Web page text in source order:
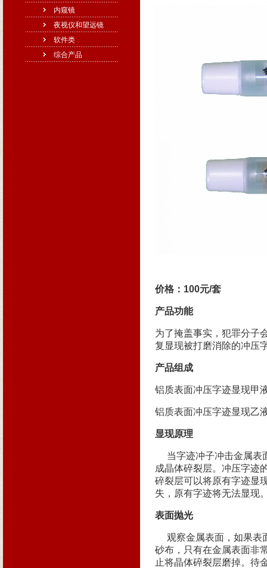
内窥镜
夜视仪和望远镜
软件类
综合产品
价格：100元/套
产品功能
为了掩盖事实，犯罪分子
复显现被打磨消除的冲压
产品组成
铝质表面冲压字迹显现甲
铝质表面冲压字迹显现乙
显现原理
当字迹冲子冲击金属表
成晶体碎裂层。冲压字迹
碎裂层可以将原有字迹显
失，原有字迹将无法显现
表面抛光
观察金属表面，如果表
砂布，只有在金属表面非
止将晶体碎裂层磨掉。待